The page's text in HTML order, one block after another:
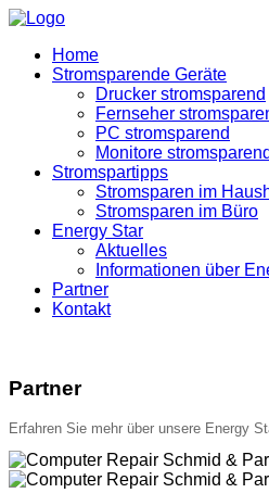
Home
Stromsparende Geräte
Drucker stromsparend
Fernseher
PC stromsparend
Monitore stromsparend
Stromspartipps
Stromsparen im
Stromsparen im Büro
Energy Star
Aktuelles
Informationen über
Partner
Kontakt
Partner
Erfahren Sie mehr über unsere Energy